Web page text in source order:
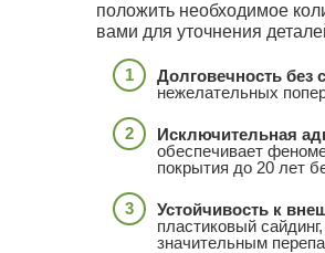
положить необходимое
вами для уточнения
Долговечность без
нежелательных
Исключительная
обеспечивает
покрытия до 20 лет
Устойчивость к
пластиковый
значительным